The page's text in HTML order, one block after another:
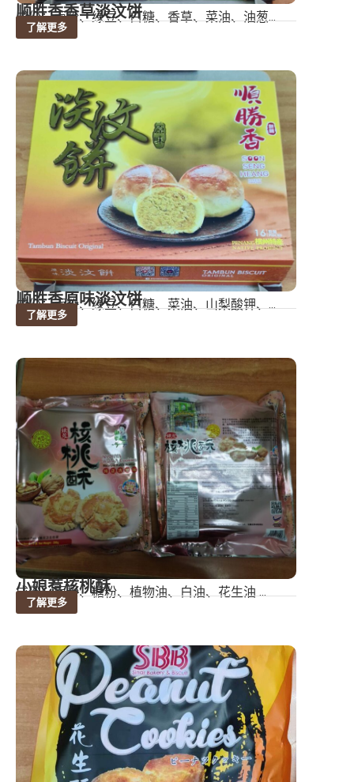
顺胜香香草淡汶饼
成份：面粉、绿豆、白糖、香草、菜油、油葱...
了解更多
顺胜香原味淡汶饼
成份：面粉、绿豆、白糖、菜油、山梨酸钾、...
了解更多
小娘惹核桃酥
成份：面粉、糖粉、植物油、白油、花生油 ...
了解更多